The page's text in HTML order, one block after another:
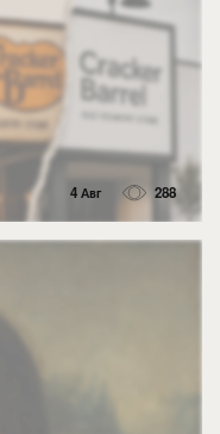
4 Авг 288